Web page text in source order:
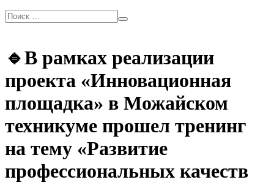
🔹В рамках реализации
проекта «Инновационная
площадка» в Можайском
техникуме прошел тренинг
на тему «Развитие
профессиональных качеств